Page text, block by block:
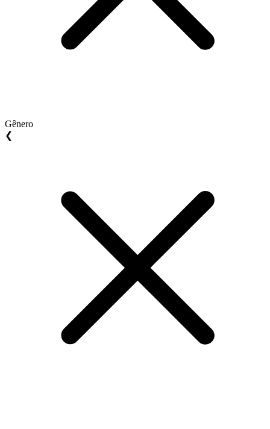
Gênero
❮